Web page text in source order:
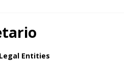
Entities